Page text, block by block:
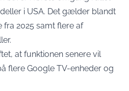
i USA. Det gælder blandt
fra 2025 samt flere af
at funktionen senere vil
flere Google TV-enheder og